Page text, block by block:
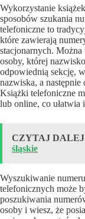
Wykorzystanie
sposobów szukania
telefoniczne to
które zawierają
stacjonarnych.
osoby, której
odpowiednią sekcję,
nazwiska, a
Książki telefoniczne
lub online, co ułatwia
CZYTAJ DALEJ
śląskie
Wyszukiwanie
telefonicznych może
poszukiwania
osoby i wiesz, że